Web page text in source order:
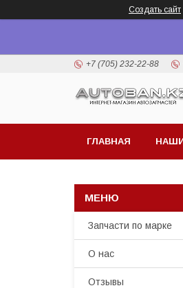
Создать сайт
+7 (705) 232-22-88
ГЛАВНАЯ
Запчасти по марке
О нас
Отзывы